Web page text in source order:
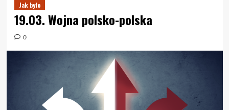
Jak było
19.03. Wojna polsko-polska
0